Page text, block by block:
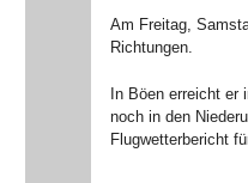
Am Freitag,
Richtungen.
In Böen erreicht er
noch in den
Flugwetterbericht